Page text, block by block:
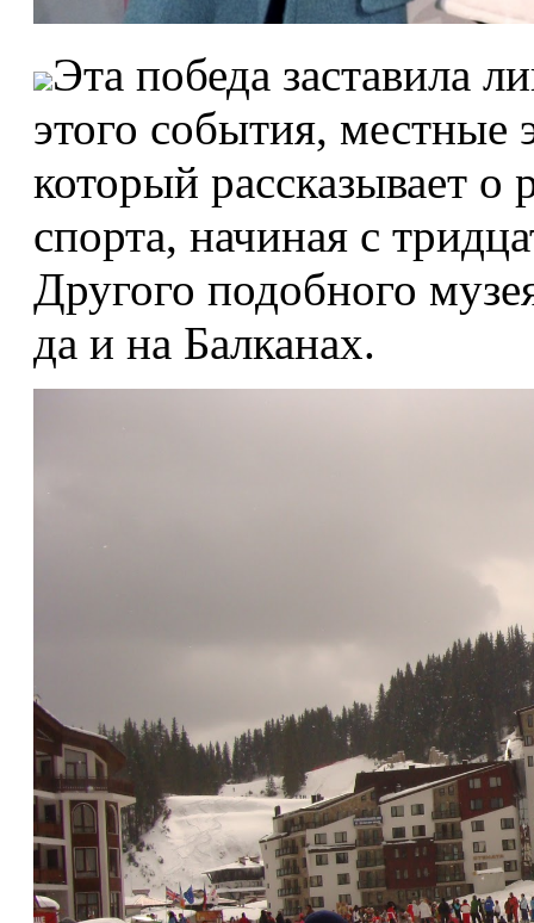
Эта победа заставила
этого события, местные
который рассказывает о
спорта, начиная с
Другого подобного
да и на Балканах.